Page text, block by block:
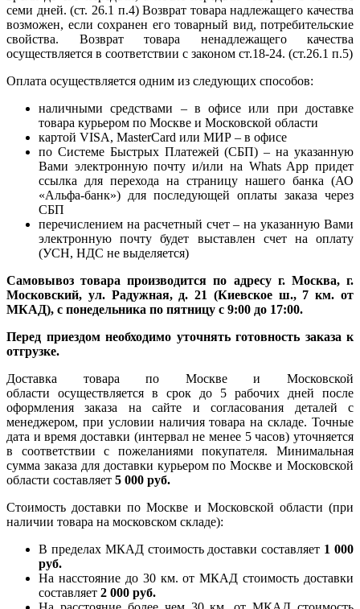
семи дней. (ст. 26.1 п.4) Возврат товара надлежащего качества
возможен, если сохранен его товарный вид, потребительские
свойства. Возврат товара ненадлежащего качества
осуществляется в соответствии с законом ст.18-24. (ст.26.1 п.5)
Оплата осуществляется одним из следующих способов:
наличными средствами – в офисе или при доставке
товара курьером по Москве и Московской области
картой VISA, MasterCard или МИР – в офисе
по Системе Быстрых Платежей (СБП) – на указанную
Вами электронную почту и/или на Whats App придет
ссылка для перехода на страницу нашего банка (АО
«Альфа-банк») для последующей оплаты заказа через
СБП
перечислением на расчетный счет – на указанную Вами
электронную почту будет выставлен счет на оплату
(УСН, НДС не выделяется)
Самовывоз товара производится по адресу г. Москва, г.
Московский, ул. Радужная, д. 21 (Киевское ш., 7 км. от
МКАД), с понедельника по пятницу с 9:00 до 17:00.
Перед приездом необходимо уточнять готовность заказа к
отгрузке.
Доставка товара по Москве и Московской
области осуществляется в срок до 5 рабочих дней после
оформления заказа на сайте и согласования деталей с
менеджером, при условии наличия товара на складе. Точные
дата и время доставки (интервал не менее 5 часов) уточняется
в соответствии с пожеланиями покупателя. Минимальная
сумма заказа для доставки курьером по Москве и Московской
области составляет 5 000 руб.
Стоимость доставки по Москве и Московской области (при
наличии товара на московском складе):
В пределах МКАД стоимость доставки составляет 1 000
руб.
На насcтояние до 30 км. от МКАД стоимость доставки
составляет 2 000 руб.